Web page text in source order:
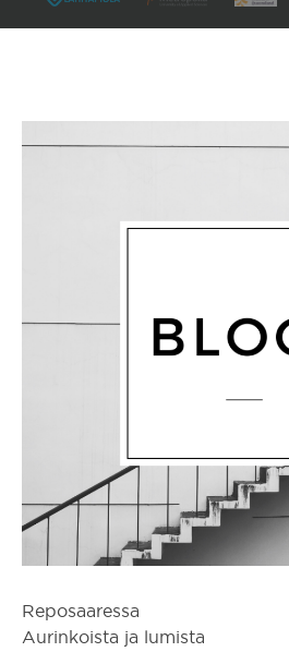
Reposaaressa
Aurinkoista ja lumista